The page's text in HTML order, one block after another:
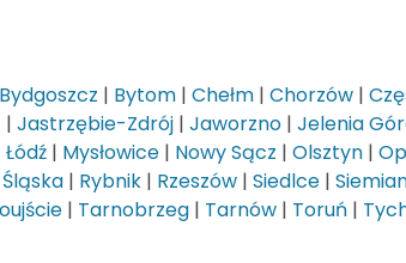
Bydgoszcz | Bytom | Chełm | Chorzów |
| Jastrzębie-Zdrój | Jaworzno | Jelenia
Łódź | Mysłowice | Nowy Sącz | Olsztyn |
| Rybnik | Rzeszów | Siedlce |
| Tarnobrzeg | Tarnów | Toruń |